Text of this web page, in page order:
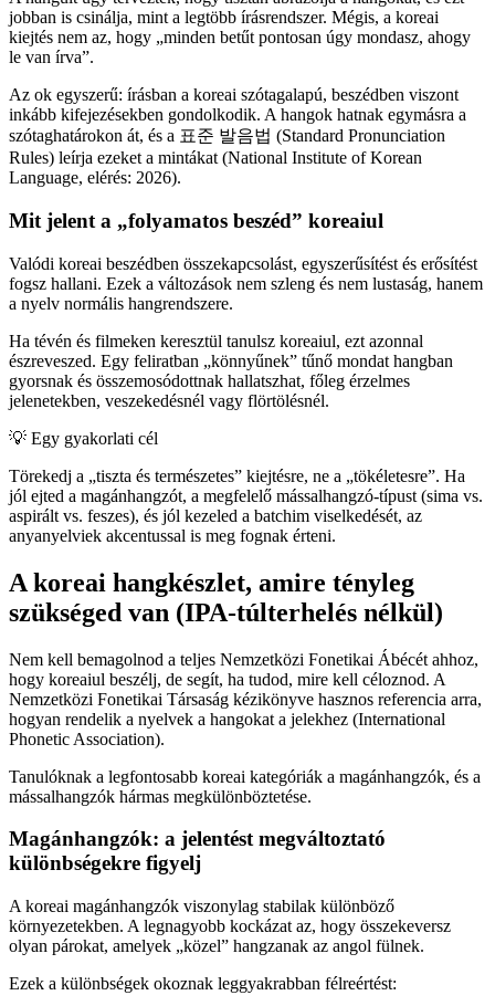
jobban is csinálja, mint a legtöbb írásrendszer. Mégis, a koreai
kiejtés nem az, hogy „minden betűt pontosan úgy mondasz, ahogy
le van írva”.
Az ok egyszerű: írásban a koreai szótagalapú, beszédben viszont
inkább kifejezésekben gondolkodik. A hangok hatnak egymásra a
szótaghatárokon át, és a 표준 발음법 (Standard Pronunciation
Rules) leírja ezeket a mintákat (National Institute of Korean
Language, elérés: 2026).
Mit jelent a „folyamatos beszéd” koreaiul
Valódi koreai beszédben összekapcsolást, egyszerűsítést és erősítést
fogsz hallani. Ezek a változások nem szleng és nem lustaság, hanem
a nyelv normális hangrendszere.
Ha tévén és filmeken keresztül tanulsz koreaiul, ezt azonnal
észreveszed. Egy feliratban „könnyűnek” tűnő mondat hangban
gyorsnak és összemosódottnak hallatszhat, főleg érzelmes
jelenetekben, veszekedésnél vagy flörtölésnél.
💡 Egy gyakorlati cél
Törekedj a „tiszta és természetes” kiejtésre, ne a „tökéletesre”. Ha
jól ejted a magánhangzót, a megfelelő mássalhangzó-típust (sima vs.
aspirált vs. feszes), és jól kezeled a batchim viselkedését, az
anyanyelviek akcentussal is meg fognak érteni.
A koreai hangkészlet, amire tényleg
szükséged van (IPA-túlterhelés nélkül)
Nem kell bemagolnod a teljes Nemzetközi Fonetikai Ábécét ahhoz,
hogy koreaiul beszélj, de segít, ha tudod, mire kell céloznod. A
Nemzetközi Fonetikai Társaság kézikönyve hasznos referencia arra,
hogyan rendelik a nyelvek a hangokat a jelekhez (International
Phonetic Association).
Tanulóknak a legfontosabb koreai kategóriák a magánhangzók, és a
mássalhangzók hármas megkülönböztetése.
Magánhangzók: a jelentést megváltoztató
különbségekre figyelj
A koreai magánhangzók viszonylag stabilak különböző
környezetekben. A legnagyobb kockázat az, hogy összekeversz
olyan párokat, amelyek „közel” hangzanak az angol fülnek.
Ezek a különbségek okoznak leggyakrabban félreértést: